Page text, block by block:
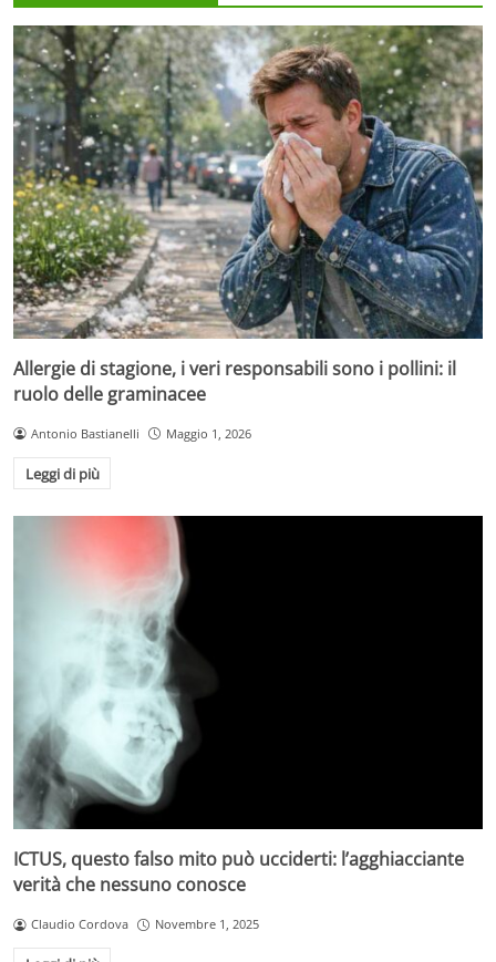
Allergie di stagione, i veri responsabili sono i pollini: il
ruolo delle graminacee
Antonio Bastianelli Maggio 1, 2026
Leggi di più
ICTUS, questo falso mito può ucciderti: l’agghiacciante
verità che nessuno conosce
Claudio Cordova Novembre 1, 2025